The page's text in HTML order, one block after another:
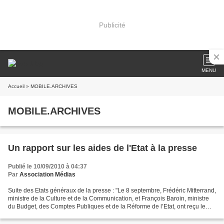
Publicité
MENU
Accueil » MOBILE.ARCHIVES
MOBILE.ARCHIVES
Un rapport sur les aides de l'Etat à la presse
Publié le 10/09/2010 à 04:37
Par Association Médias
Suite des Etats généraux de la presse : "Le 8 septembre, Frédéric Mitterrand,
ministre de la Culture et de la Communication, et François Baroin, ministre
du Budget, des Comptes Publiques et de la Réforme de l’Etat, ont reçu le